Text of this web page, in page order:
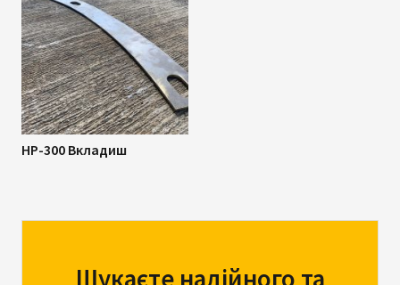
HP-300 Вкладиш
Шукаєте надійного та